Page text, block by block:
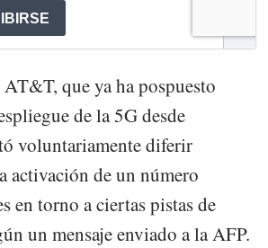
que ya ha pospuesto
de la 5G desde
voluntariamente diferir
activación de un número
en torno a ciertas pistas de
un mensaje enviado a la AFP.